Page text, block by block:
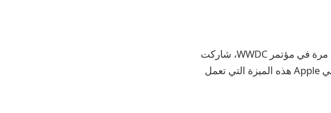
اليوم وسط مجموعة من ميزات Apple Intelligence التي ظهرت لأول مرة في مؤتمر WWDC، شاركت
Apple ميزة جديدة ستمكنك من إنشاء رمز تعبيري في أي مناسبة. تسمي Apple هذه الميزة التي تعمل